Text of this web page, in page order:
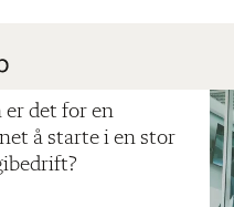
er det for en
å starte i en stor